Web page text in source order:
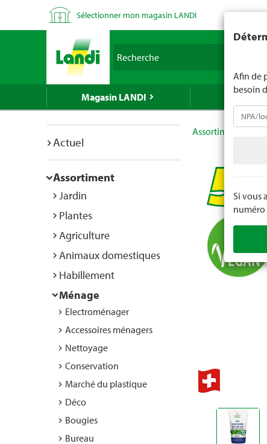
Sélectionner mon magasin LANDI
Magasin LANDI
Actuel
Assortiment
Jardin
Plantes
Agriculture
Animaux domestiques
Habillement
Ménage
Electroménager
Accessoires ménagers
Nettoyage
Conservation
Marché du plastique
Déco
Bougies
Bureau
Assortiment
Afin de
besoin
Si vous
numéro
LANDI